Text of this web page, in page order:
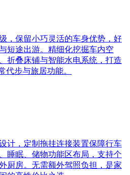
，保留小巧灵活的车身优势，好
短途出游。精细化挖掘车内空
折叠床铺与智能水电系统，打造
代步与旅居功能。
计，定制拖挂连接装置保障行车
睡眠、储物功能区布局，支持个
厨房。无需额外驾照负担，是家